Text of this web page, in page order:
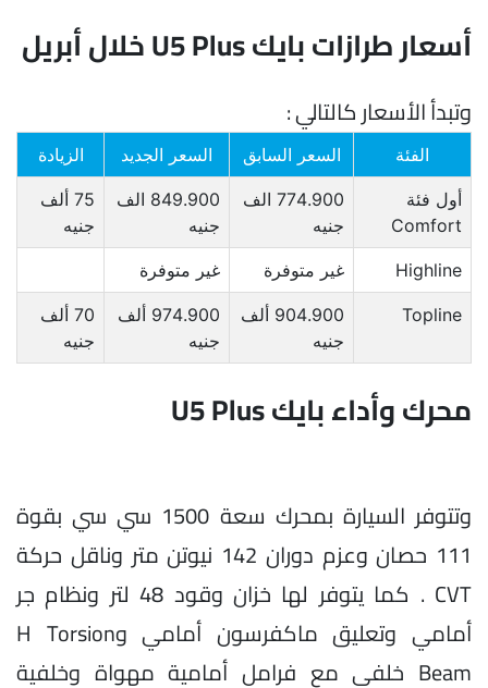
أسعار طرازات بايك U5 Plus خلال أبريل
وتبدأ الأسعار كالتالي :
الفئة السعر السابق السعر الجديد الزيادة
أول فئة
Comfort
774.900 الف
جنيه
849.900 الف
جنيه
75 ألف
جنيه
Highline غير متوفرة غير متوفرة
Topline
904.900 ألف
جنيه
974.900 ألف
جنيه
70 ألف
جنيه
محرك وأداء بايك U5 Plus
وتتوفر السيارة بمحرك سعة 1500 سي سي بقوة
111 حصان وعزم دوران 142 نيوتن متر وناقل حركة
CVT . كما يتوفر لها خزان وقود 48 لتر ونظام جر
أمامي وتعليق ماكفرسون أمامي وH Torsion
Beam خلفي مع فرامل أمامية مهواة وخلفية